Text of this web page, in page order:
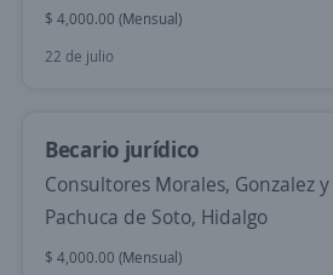
$ 4,000.00 (Mensual)
22 de julio
Becario jurídico
Consultores Morales, Gonzalez
Pachuca de Soto, Hidalgo
$ 4,000.00 (Mensual)